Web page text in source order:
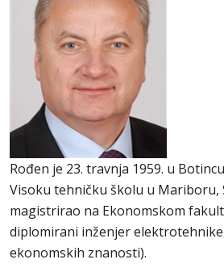
Rođen je 23. travnja 1959. u
Visoku tehničku školu u Mariboru,
magistrirao na Ekonomskom
diplomirani inženjer
ekonomskih znanosti).